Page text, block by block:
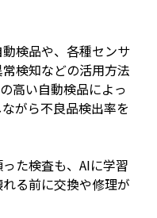
検品や、各種センサ
検知などの活用方法
高い自動検品によっ
がら不良品検出率を
た検査も、AIに学習
る前に交換や修理が